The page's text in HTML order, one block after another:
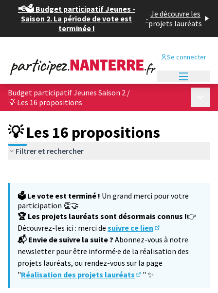
📢🗳️ Budget participatif Jeunes -
Saison 2. La période de vote est
terminée !
- Je découvre les
projets lauréats
Se connecter
Budget participatif Jeunes Saison 2 /
💡 Les 16 propositions
💡 Les 16 propositions
Filtrer et rechercher
−
🗳️ Le vote est terminé ! Un grand merci pour votre
participation 👏🤝
🏆 Les projets lauréats sont désormais connus !👉
Découvrez-les ici : merci de suivre ce lien
(S'ouvre dans un
📬 Envie de suivre la suite ? Abonnez-vous à notre
newsletter pour être informé·e de la réalisation des
projets lauréats, ou rendez-vous sur la page
"Réalisation des projets lauréats
" ✨